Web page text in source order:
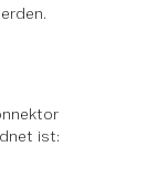
ist: